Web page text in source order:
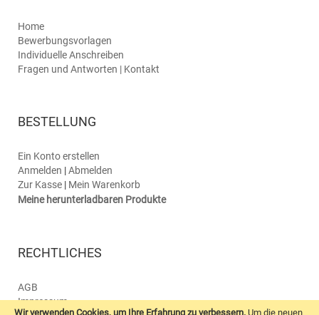
Wir verwenden Cookies, um Ihre Erfahrung zu verbessern. Um die neuen
Home
Bewerbungsvorlagen
Individuelle Anschreiben
Fragen und Antworten | Kontakt
BESTELLUNG
Ein Konto erstellen
Anmelden |Abmelden
Zur Kasse | Mein Warenkorb
Meine herunterladbaren Produkte
RECHTLICHES
AGB
Impressum